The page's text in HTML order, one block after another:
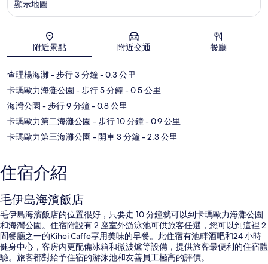
地圖
顯示地圖
附近景點 附近交通 餐廳
查理楊海灘- 步行 3 分鐘- 0.3 公里
卡瑪歐力海灘公園 - 步行 5 分鐘- 0.5 公里
海灣公園 - 步行 9 分鐘- 0.8 公里
卡瑪歐力第二海灘公園 - 步行 10 分鐘- 0.9 公里
卡瑪歐力第三海灘公園 - 開車 3 分鐘- 2.3 公里
住宿介紹
毛伊島海濱飯店
毛伊島海濱飯店的位置很好，只要走 10 分鐘就可以到卡瑪歐力海灘公園
和海灣公園。住宿附設有 2 座室外游泳池可供旅客任選，您可以到這裡 2
間餐廳之一的Kihei Caffe享用美味的早餐。此住宿有池畔酒吧和24 小時
健身中心，客房內更配備冰箱和微波爐等設備，提供旅客最便利的住宿體
驗。旅客都對給予住宿的游泳池和友善員工極高的評價。